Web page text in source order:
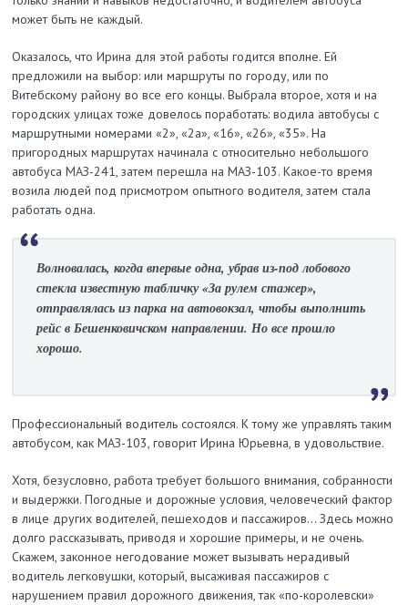
может быть не каждый.
Оказалось, что Ирина для этой работы годится вполне. Ей
предложили на выбор: или маршруты по городу, или по
Витебскому району во все его концы. Выбрала второе, хотя и на
городских улицах тоже довелось поработать: водила автобусы с
маршрутными номерами «2», «2а», «16», «26», «35». На
пригородных маршрутах начинала с относительно небольшого
автобуса МАЗ-241, затем перешла на МАЗ-103. Какое-то время
возила людей под присмотром опытного водителя, затем стала
работать одна.
Волновалась, когда впервые одна, убрав из-под лобового
стекла известную табличку «За рулем стажер»,
отправлялась из парка на автовокзал, чтобы выполнить
рейс в Бешенковичском направлении. Но все прошло
хорошо.
Профессиональный водитель состоялся. К тому же управлять таким
автобусом, как МАЗ-103, говорит Ирина Юрьевна, в удовольствие.
Хотя, безусловно, работа требует большого внимания, собранности
и выдержки. Погодные и дорожные условия, человеческий фактор
в лице других водителей, пешеходов и пассажиров… Здесь можно
долго рассказывать, приводя и хорошие примеры, и не очень.
Скажем, законное негодование может вызывать нерадивый
водитель легковушки, который, высаживая пассажиров с
нарушением правил дорожного движения, так «по-королевски»